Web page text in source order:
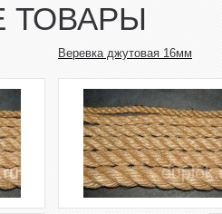
ТОВАРЫ
Веревка джутовая 16мм